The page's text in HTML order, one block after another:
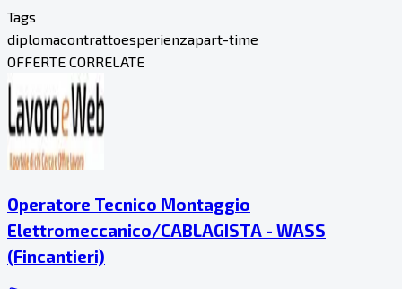
Tags
diplomacontrattoesperienzapart-time
OFFERTE CORRELATE
Operatore Tecnico Montaggio
Elettromeccanico/CABLAGISTA - WASS
(Fincantieri)